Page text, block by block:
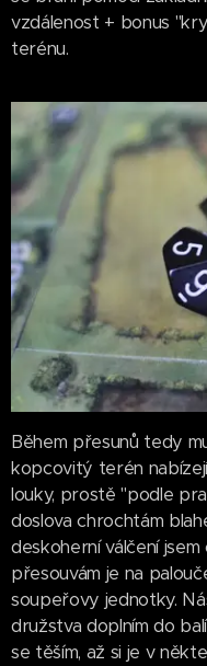
vzdálenost + bonus
terénu.
Během přesunů tedy
kopcovitý terén
louky, prostě "podle
doslova chrochtám
deskoherní válčení
přesouvám je na
soupeřovy jednotky.
družstva doplním do
se těším, až si je v